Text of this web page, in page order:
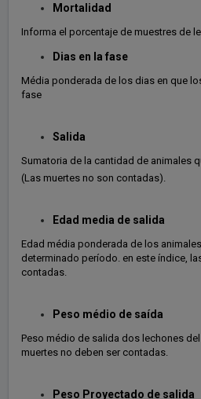
Mortalidad
Informa el porcentaje de muestres de
Dias en la fase
Média ponderada de los dias en que
fase
Salida
Sumatoria de la cantidad de animales
(Las muertes no son contadas).
Edad media de salida
Edad média ponderada de los
determinado período. en este índice,
contadas.
Peso médio de saída
Peso médio de salida dos lechones
muertes no deben ser contadas.
Peso Proyectado de salida